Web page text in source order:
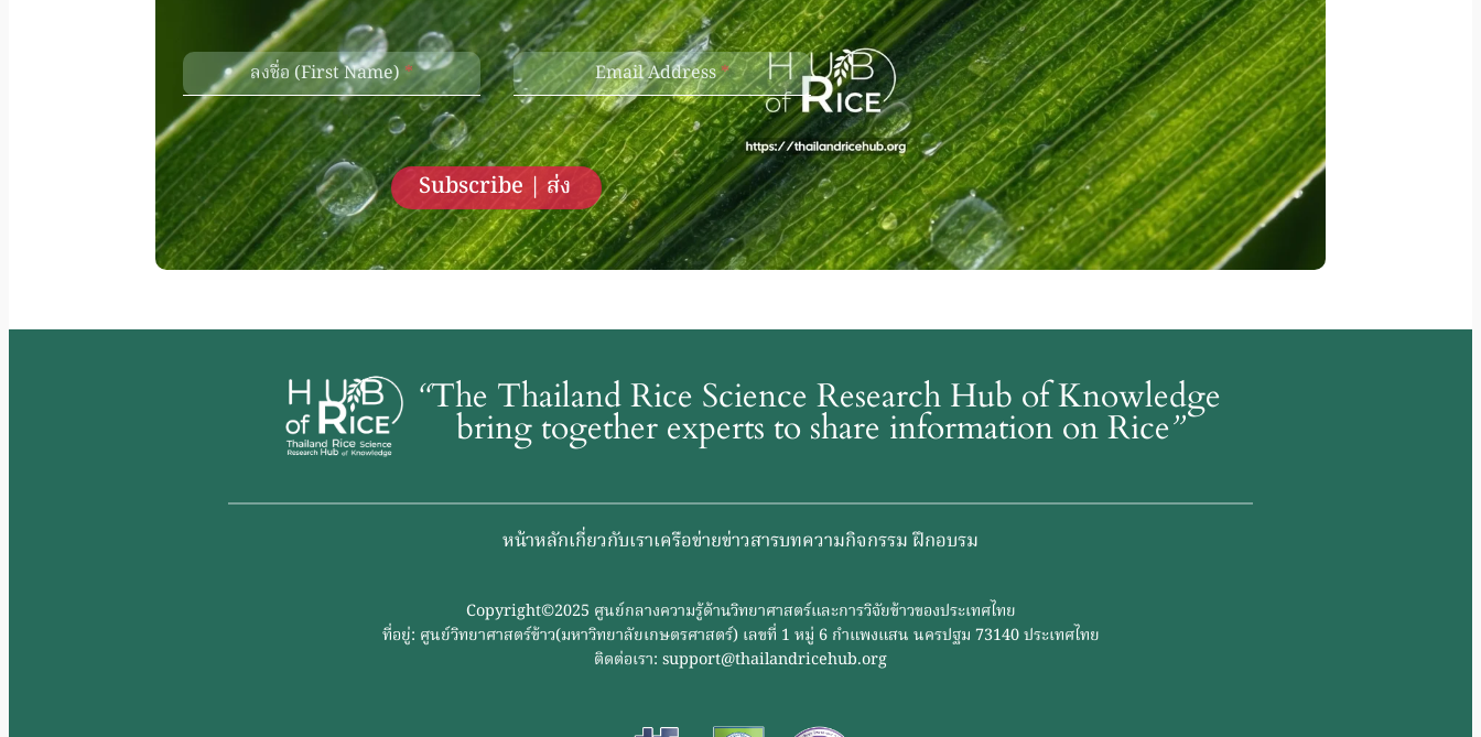
ลงชื่อ (First Name) * Email Address*
Subscribe | ส่ง
“The Thailand Rice Science Research Hub of Knowledge
bring together experts to share information on Rice”
หน้าหลักเกี่ยวกับเราเครือข่ายข่าวสารบทความกิจกรรม ฝึกอบรม
Copyright©2025 ศูนย์กลางความรู้ด้านวิทยาศาสตร์และการวิจัยข้าวของประเทศไทย
ที่อยู่: ศูนย์วิทยาศาสตร์ข้าว(มหาวิทยาลัยเกษตรศาสตร์) เลขที่ 1 หมู่ 6 กำแพงแสน นครปฐม 73140 ประเทศไทย
ติดต่อเรา: support@thailandricehub.org